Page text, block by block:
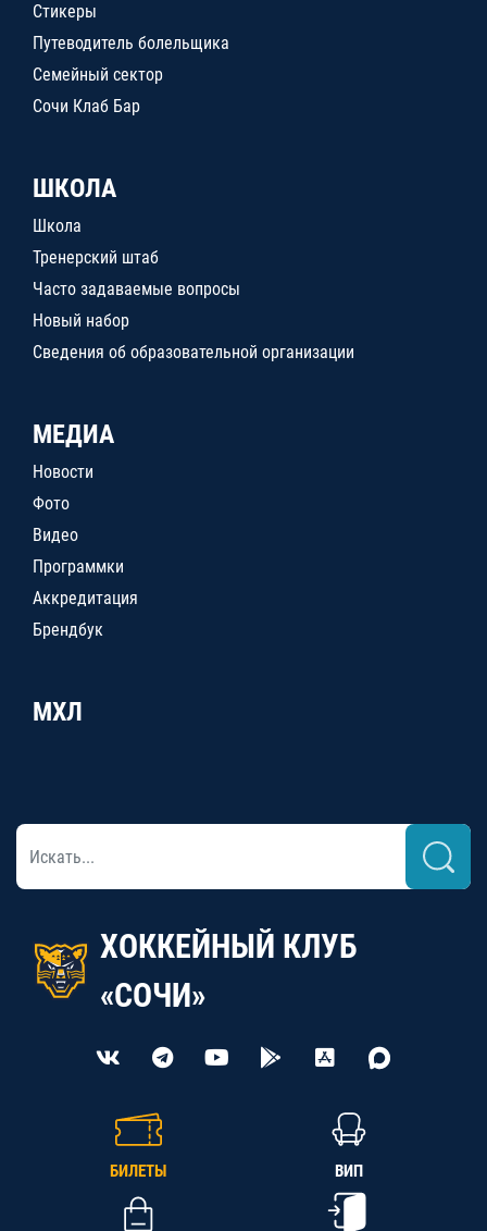
Стикеры
Путеводитель болельщика
Семейный сектор
Сочи Клаб Бар
ШКОЛА
Школа
Тренерский штаб
Часто задаваемые вопросы
Новый набор
Сведения об образовательной организации
МЕДИА
Новости
Фото
Видео
Программки
Аккредитация
Брендбук
МХЛ
ХОККЕЙНЫЙ КЛУБ
«СОЧИ»
БИЛЕТЫ ВИП